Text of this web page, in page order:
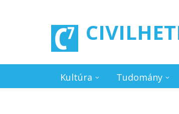
Kultúra Tudomány